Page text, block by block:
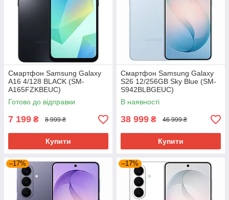
Смартфон Samsung Galaxy
A16 4/128 BLACK (SM-
A165FZKBEUC)
Готово до відправки
7 199 ₴ 8 999 ₴
Купити
Смартфон Samsung Galaxy
S26 12/256GB Sky Blue (SM-
S942BLBGEUC)
В наявності
38 999 ₴ 46 999 ₴
Купити
–17% –17%